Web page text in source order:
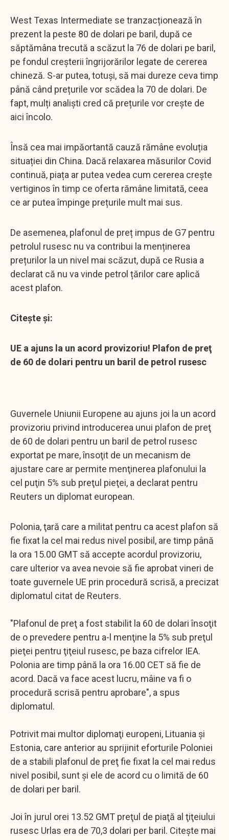
West Texas Intermediate se tranzacționează în
prezent la peste 80 de dolari pe baril, după ce
săptămâna trecută a scăzut la 76 de dolari pe baril,
pe fondul creșterii îngrijorărilor legate de cererea
chineză. S-ar putea, totuși, să mai dureze ceva timp
până când prețurile vor scădea la 70 de dolari. De
fapt, mulți analiști cred că prețurile vor crește de
aici încolo.
Însă cea mai impăortantă cauză rămâne evoluția
situației din China. Dacă relaxarea măsurilor Covid
continuă, piața ar putea vedea cum cererea crește
vertiginos în timp ce oferta rămâne limitată, ceea
ce ar putea împinge prețurile mult mai sus.
De asemenea, plafonul de preț impus de G7 pentru
petrolul rusesc nu va contribui la menținerea
prețurilor la un nivel mai scăzut, după ce Rusia a
declarat că nu va vinde petrol țărilor care aplică
acest plafon.
Citește și:
UE a ajuns la un acord provizoriu! Plafon de preţ
de 60 de dolari pentru un baril de petrol rusesc
Guvernele Uniunii Europene au ajuns joi la un acord
provizoriu privind introducerea unui plafon de preţ
de 60 de dolari pentru un baril de petrol rusesc
exportat pe mare, însoţit de un mecanism de
ajustare care ar permite menţinerea plafonului la
cel puţin 5% sub preţul pieţei, a declarat pentru
Reuters un diplomat european.
Polonia, ţară care a militat pentru ca acest plafon să
fie fixat la cel mai redus nivel posibil, are timp până
la ora 15.00 GMT să accepte acordul provizoriu,
care ulterior va avea nevoie să fie aprobat vineri de
toate guvernele UE prin procedură scrisă, a precizat
diplomatul citat de Reuters.
"Plafonul de preţ a fost stabilit la 60 de dolari însoţit
de o prevedere pentru a-l menţine la 5% sub preţul
pieţei pentru ţiţeiul rusesc, pe baza cifrelor IEA.
Polonia are timp până la ora 16.00 CET să fie de
acord. Dacă va face acest lucru, mâine va fi o
procedură scrisă pentru aprobare", a spus
diplomatul.
Potrivit mai multor diplomaţi europeni, Lituania şi
Estonia, care anterior au sprijinit eforturile Poloniei
de a stabili plafonul de preţ fie fixat la cel mai redus
nivel posibil, sunt şi ele de acord cu o limită de 60
de dolari per baril.
Joi în jurul orei 13.52 GMT preţul de piaţă al ţiţeiului
rusesc Urlas era de 70,3 dolari per baril. Citește mai